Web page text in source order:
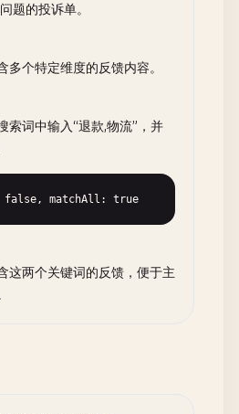
题的投诉单。
多个特定维度的反馈内容。
索词中输入“退款,物流”，并
false, matchAll: true
这两个关键词的反馈，便于主